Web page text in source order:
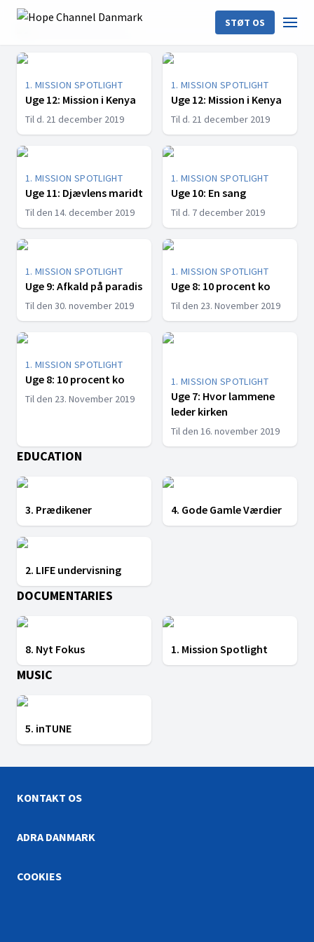
STØT OS
1. MISSION SPOTLIGHT
Uge 12: Mission i Kenya
Til d. 21 december 2019
1. MISSION SPOTLIGHT
Uge 12: Mission i Kenya
Til d. 21 december 2019
1. MISSION SPOTLIGHT
Uge 11: Djævlens maridt
Til den 14. december 2019
1. MISSION SPOTLIGHT
Uge 10: En sang
Til d. 7 december 2019
1. MISSION SPOTLIGHT
Uge 9: Afkald på paradis
Til den 30. november 2019
1. MISSION SPOTLIGHT
Uge 8: 10 procent ko
Til den 23. November 2019
1. MISSION SPOTLIGHT
Uge 8: 10 procent ko
Til den 23. November 2019
1. MISSION SPOTLIGHT
Uge 7: Hvor lammene
leder kirken
Til den 16. november 2019
EDUCATION
3. Prædikener 4. Gode Gamle Værdier
2. LIFE undervisning
DOCUMENTARIES
8. Nyt Fokus 1. Mission Spotlight
MUSIC
5. inTUNE
KONTAKT OS
ADRA DANMARK
COOKIES